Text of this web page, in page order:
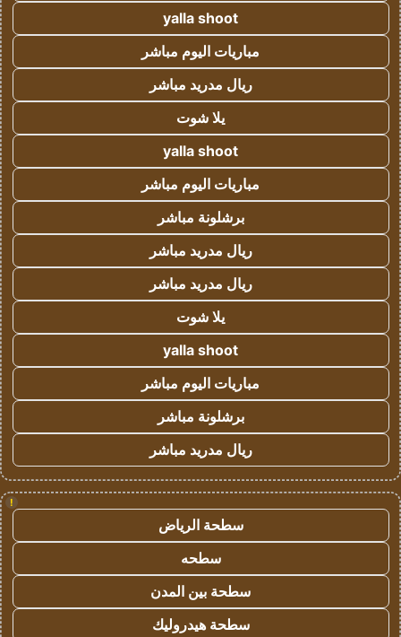
yalla shoot
مباريات اليوم مباشر
ريال مدريد مباشر
يلا شوت
yalla shoot
مباريات اليوم مباشر
برشلونة مباشر
ريال مدريد مباشر
ريال مدريد مباشر
يلا شوت
yalla shoot
مباريات اليوم مباشر
برشلونة مباشر
ريال مدريد مباشر
!
سطحة الرياض
سطحه
سطحة بين المدن
سطحة هيدروليك